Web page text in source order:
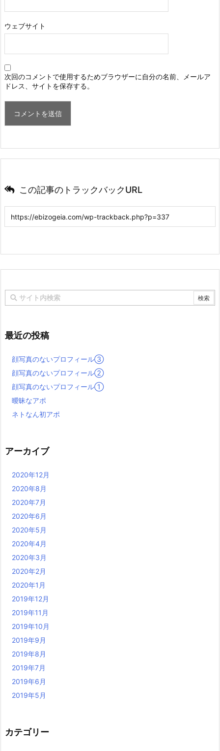
ウェブサイト
次回のコメントで使用するためブラウザーに自分の名前、メールア
ドレス、サイトを保存する。
この記事のトラックバックURL
最近の投稿
顔写真のないプロフィール③
顔写真のないプロフィール②
顔写真のないプロフィール①
曖昧なアポ
ネトなん初アポ
アーカイブ
2020年12月
2020年8月
2020年7月
2020年6月
2020年5月
2020年4月
2020年3月
2020年2月
2020年1月
2019年12月
2019年11月
2019年10月
2019年9月
2019年8月
2019年7月
2019年6月
2019年5月
カテゴリー